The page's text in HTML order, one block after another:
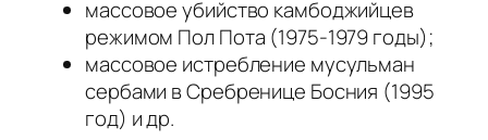
массовое убийство камбоджийцев
режимом Пол Пота (1975-1979 годы);
массовое истребление мусульман
сербами в Сребренице Босния (1995
год) и др.